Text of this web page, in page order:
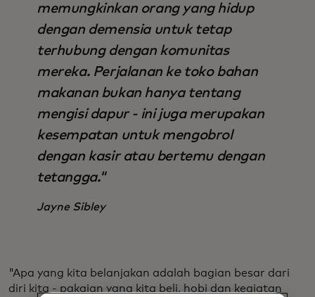
memungkinkan orang yang hidup
dengan demensia untuk tetap
terhubung dengan komunitas
mereka. Perjalanan ke toko bahan
makanan bukan hanya tentang
mengisi dapur - ini juga merupakan
kesempatan untuk mengobrol
dengan kasir atau bertemu dengan
tetangga."
Jayne Sibley
"Apa yang kita belanjakan adalah bagian besar dari
diri kita - pakaian yang kita beli, hobi dan kegiatan